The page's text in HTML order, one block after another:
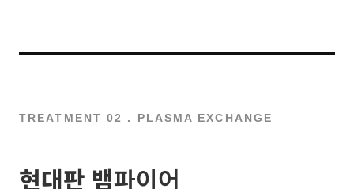
TREATMENT 02 . PLASMA EXCHANGE
현대판 뱀파이어